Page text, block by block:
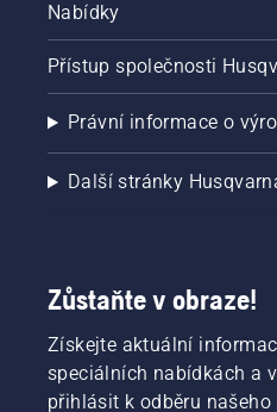
Nabídky
Přístup společnosti
Právní informace o
Další stránky
Zůstaňte v obraze!
Získejte aktuální
speciálních nabídkách a
přihlásit k odběru našeho